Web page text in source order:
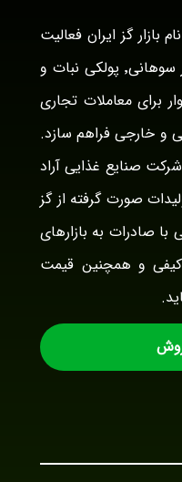
گز آراد در سال ۱۳۹۴ با نام بازار گز ایران فعالیت
خود رو در زمینه ی عرضه گز٬ گز سوهانی٬ پولکی نبات و
برای معاملات تجاری
و خارجی فراهم سازد.
صنایع غذایی آراد
صورت گرفته از گز
با صادرات به بازارهای
کیفی و همچنین قیمت